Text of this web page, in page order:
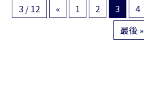
3 / 12 « 1 2 3 4
最後 »